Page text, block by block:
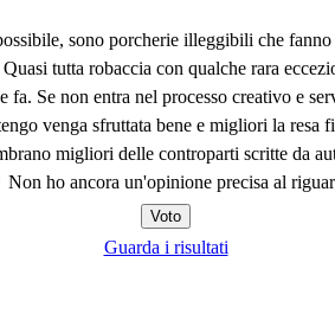
sono porcherie illeggibili che fanno
Quasi tutta robaccia con qualche rara
Se non entra nel processo creativo e
venga sfruttata bene e migliori la resa
migliori delle controparti scritte da
Non ho ancora un'opinione precisa al
Guarda i risultati